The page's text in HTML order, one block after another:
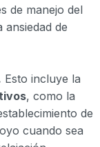
de manejo del
de
Esto incluye la
, como la
de
cuando sea